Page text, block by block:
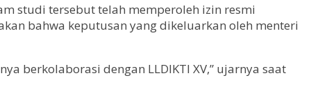
studi tersebut telah memperoleh izin resmi
bahwa keputusan yang dikeluarkan oleh menteri
berkolaborasi dengan LLDIKTI XV,” ujarnya saat